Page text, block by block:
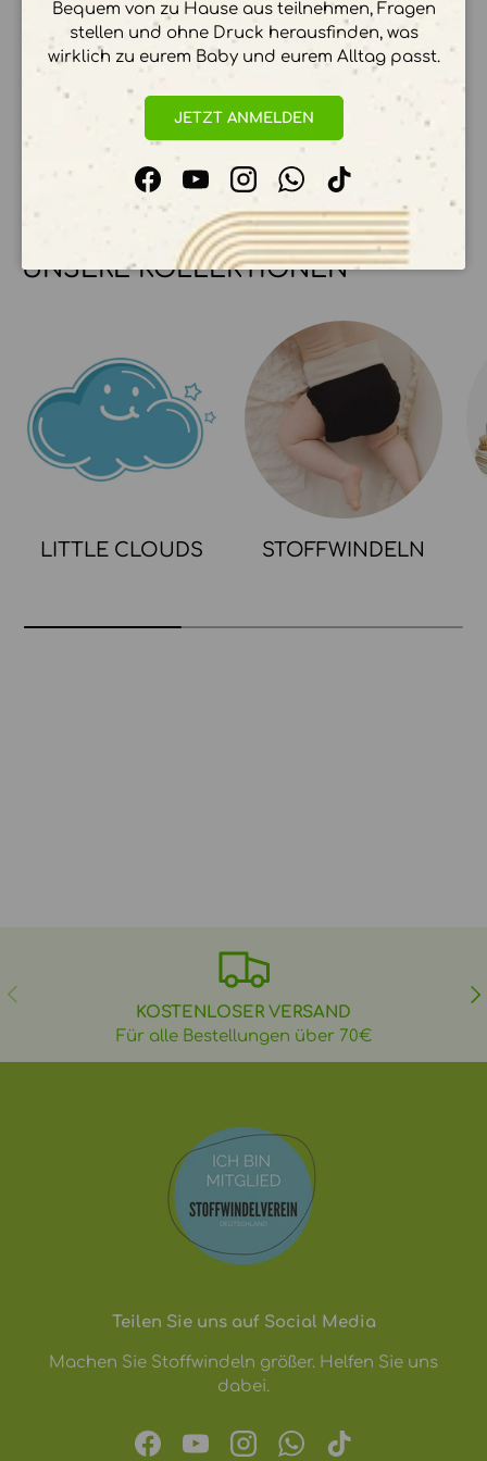
Ihre Zahlungsinformationen werden sicher
verarbeitet. Wir speichern keine
Kreditkartendetails.
UNSERE KOLLEKTIONEN
LITTLE CLOUDS STOFFWINDELN
Bequem von zu Hause aus teilnehmen, Fragen
stellen und ohne Druck herausfinden, was
wirklich zu eurem Baby und eurem Alltag passt.
JETZT ANMELDEN
FacebookYouTubeInstagramWhatsApp
TikTok
VORHERIGE
KOSTENLOSER VERSAND
Für alle Bestellungen über 70€
Teilen Sie uns auf Social Media
Machen Sie Stoffwindeln größer. Helfen Sie uns
dabei.
FacebookYouTubeInstagramWhatsApp
TikTok